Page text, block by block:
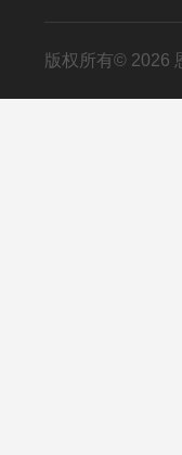
版权所有© 2026